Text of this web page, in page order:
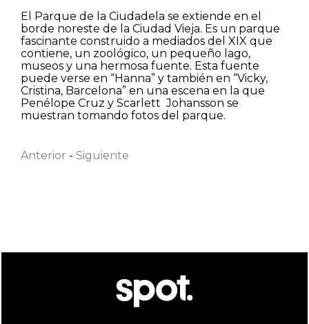
Nombre
He leído y acepto la Política de privacidad
El Parque de la Ciudadela se extiende en el
borde noreste de la Ciudad Vieja. Es un parque
fascinante construido a mediados del XIX que
contiene, un zoológico, un pequeño lago,
museos y una hermosa fuente. Esta fuente
puede verse en “Hanna” y también en “Vicky,
Cristina, Barcelona” en una escena en la que
Penélope Cruz y Scarlett Johansson se
muestran tomando fotos del parque.
Anterior - Siguiente